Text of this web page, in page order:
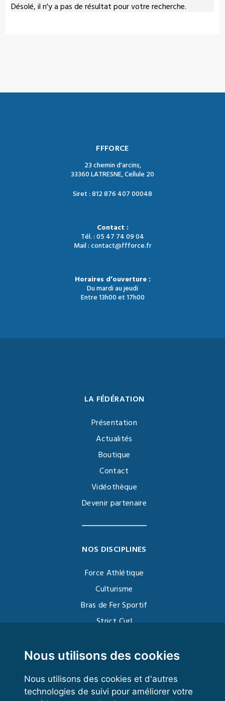
Nous utilisons des cookies
Nous utilisons des cookies et d'autres
technologies de suivi pour améliorer votre
Désolé, il n'y a pas de résultat pour votre recherche.
FFFORCE
23 chemin d'arcins,
33360 LATRESNE, Cellule 20
Siret : 812 876 407 00048
Contact :
Tél. : 05 47 74 09 04
Mail : contact@ffforce.fr
Horaires d’ouverture :
Du mardi au jeudi
Entre 13h00 et 17h00
LA FÉDÉRATION
Présentation
Actualités
Boutique
Contact
Vidéothèque
Devenir partenaire
NOS DISCIPLINES
Force Athlétique
Culturisme
Bras de Fer Sportif
Strict Curl
Kettlebell